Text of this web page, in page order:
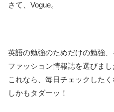
さて、Vogue。
英語の勉強のためだけの勉強、
ファッション情報誌を選びまし
これなら、毎日チェックしたく
しかもタダーッ！